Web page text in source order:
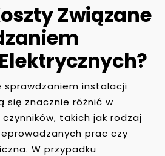
Związane
sprawdzaniem instalacji
się znacznie różnić w
takich jak rodzaj
prac czy
W przypadku